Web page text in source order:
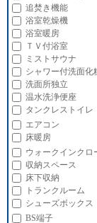
追焚き機能
浴室乾燥機
浴室暖房
ＴＶ付浴室
ミストサウナ
シャワー付洗面化
洗面所独立
温水洗浄便座
タンクレストイレ
エアコン
床暖房
ウォークインクロ
収納スペース
床下収納
トランクルーム
シューズボックス
BS端子